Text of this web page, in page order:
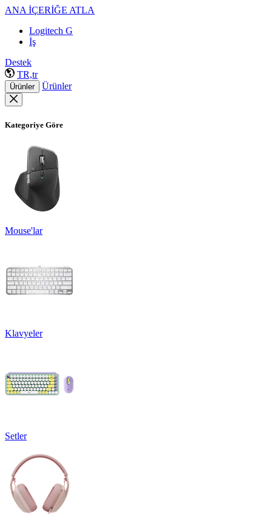
ANA İÇERİĞE ATLA
Logitech G
İş
Destek
TR,tr
Ürünler Ürünler
Kategoriye Göre
Mouse'lar
Klavyeler
Setler